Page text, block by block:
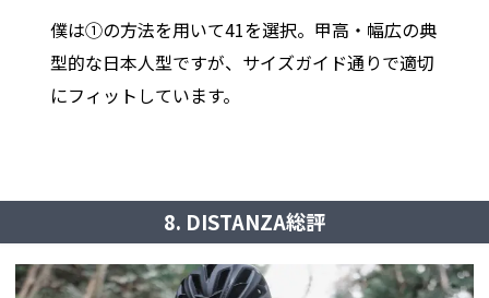
僕は①の方法を用いて41を選択。甲高・幅広の典
型的な日本人型ですが、サイズガイド通りで適切
にフィットしています。
8. DISTANZA総評